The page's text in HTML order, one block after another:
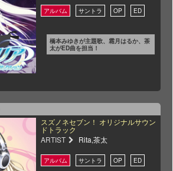
橋本みゆきが主題歌、霜月はるか、茶
太がED曲を担当！
スズノネセブン！ オリジナルサウン
ドトラック
ARTIST
Rita,茶太